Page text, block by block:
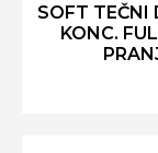
SOFT TEČNI
KONC.